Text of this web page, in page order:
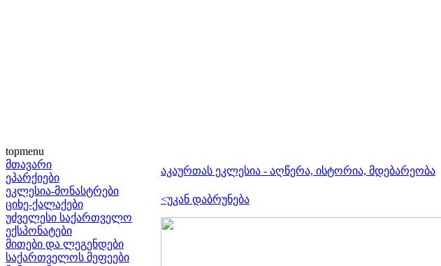
topmenu
მთავარი
ეპარქიები
ეკლესია-მონასტრები
ციხე-ქალაქები
უძველესი საქართველო
ექსპონატები
მითები და ლეგენდები
საქართველოს მეფეები
აკაურთას ეკლესია - აღწერა, ისტორია, მდებარეობა
<უკან დაბრუნება